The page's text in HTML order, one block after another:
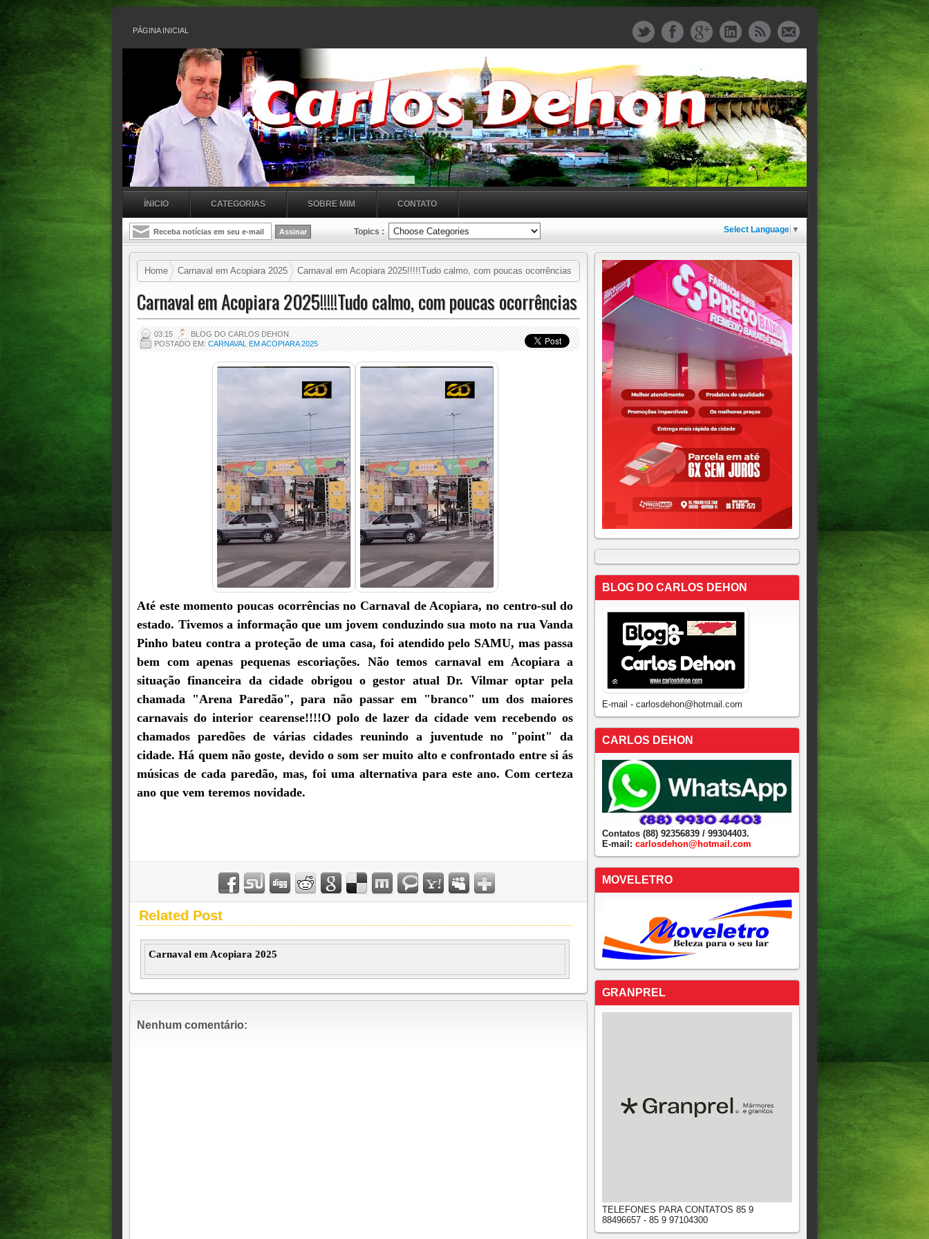
PÁGINA INICIAL
ÍNICIO CATEGORIAS SOBRE MIM CONTATO
Topics : Select Language ▼
Home Carnaval em Acopiara 2025 Carnaval em Acopiara 2025!!!!!Tudo calmo, com poucas ocorrências
Carnaval em Acopiara 2025!!!!!Tudo calmo, com poucas ocorrências
03:15
BLOG DO CARLOS DEHON
POSTADO EM:CARNAVAL EM ACOPIARA 2025
Até este momento poucas ocorrências no Carnaval de Acopiara, no centro-sul do
estado. Tivemos a informação que um jovem conduzindo sua moto na rua Vanda
Pinho bateu contra a proteção de uma casa, foi atendido pelo SAMU, mas passa
bem com apenas pequenas escoriações. Não temos carnaval em Acopiara a
situação financeira da cidade obrigou o gestor atual Dr. Vilmar optar pela
chamada "Arena Paredão", para não passar em "branco" um dos maiores
carnavais do interior cearense!!!!O polo de lazer da cidade vem recebendo os
chamados paredões de várias cidades reunindo a juventude no "point" da
cidade. Há quem não goste, devido o som ser muito alto e confrontado entre si ás
músicas de cada paredão, mas, foi uma alternativa para este ano. Com certeza
ano que vem teremos novidade.
Related Post
Carnaval em Acopiara 2025
Nenhum comentário:
BLOG DO CARLOS DEHON
E-mail - carlosdehon@hotmail.com
CARLOS DEHON
Contatos (88) 92356839 / 99304403.
E-mail: carlosdehon@hotmail.com
MOVELETRO
GRANPREL
TELEFONES PARA CONTATOS 85 9
88496657 - 85 9 97104300